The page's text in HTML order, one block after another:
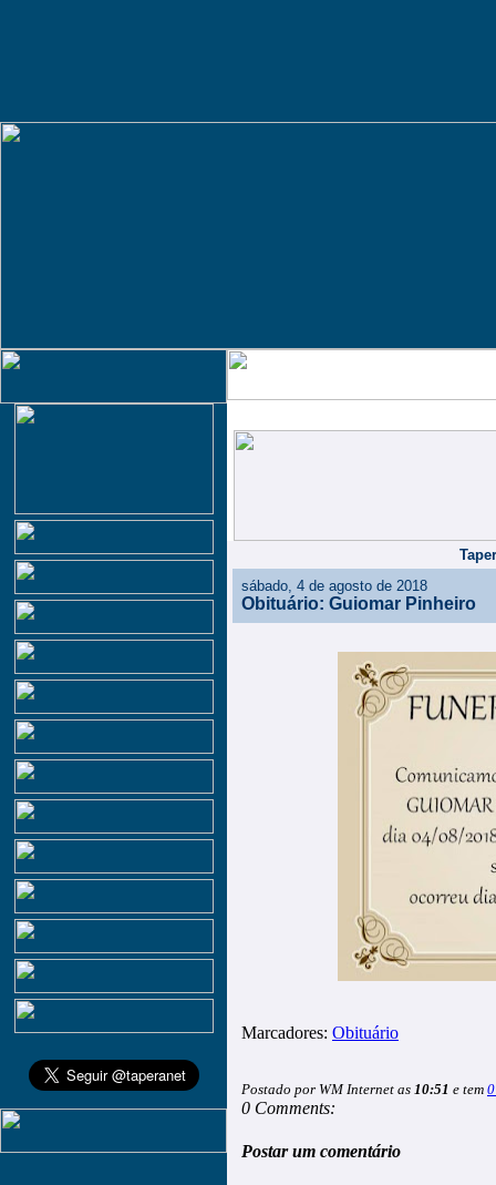
sábado, 4 de agosto de 2018
Obituário: Guiomar Pinheiro
Marcadores: Obituário
Postado por WM Internet as 10:51 e tem
0 Comments:
Postar um comentário